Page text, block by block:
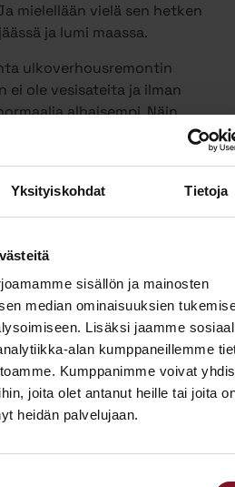
Yksityiskohdat Tietoja
sisällön ja mainosten
median ominaisuuksien
Lisäksi jaamme
alan kumppaneillemme
Kumppanimme voivat
joita olet antanut heille tai joita
heidän palvelujaan.
mielellään vielä sen hetken
ja lumi maassa.
ulkoverhousremontin
ei ole vesisateita ja ilman
alhaisempi. Näin
Talviaikaan myös
on iso urakka, joten työ on
vuodelle, kun sitä
molemmilta vuosilta ja
ensi talven
jo tänään!